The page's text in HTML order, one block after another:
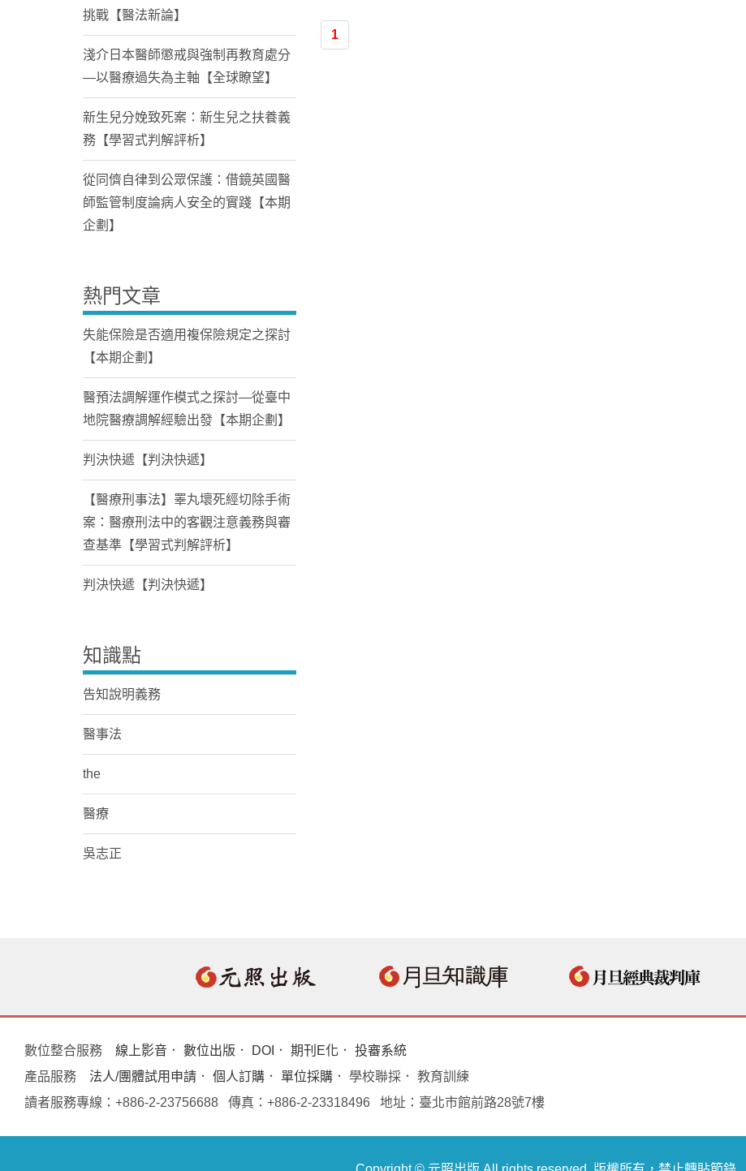
1
挑戰【醫法新論】
淺介日本醫師懲戒與強制再教育處分
—以醫療過失為主軸【全球瞭望】
新生兒分娩致死案：新生兒之扶養義
務【學習式判解評析】
從同儕自律到公眾保護：借鏡英國醫
師監管制度論病人安全的實踐【本期
企劃】
熱門文章
失能保險是否適用複保險規定之探討
【本期企劃】
醫預法調解運作模式之探討—從臺中
地院醫療調解經驗出發【本期企劃】
判決快遞【判決快遞】
【醫療刑事法】睪丸壞死經切除手術
案：醫療刑法中的客觀注意義務與審
查基準【學習式判解評析】
判決快遞【判決快遞】
知識點
告知說明義務
醫事法
the
醫療
吳志正
數位整合服務 線上影音 ． 數位出版 ． DOI ． 期刊E化 ． 投審系統
產品服務
法人/團體試用申請 ． 個人訂購 ． 單位採購 ． 學校聯採． 教育訓練
讀者服務專線：+886-2-23756688 傳真：+886-2-23318496 地址：臺北市館前路28號7樓